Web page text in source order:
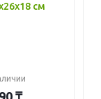
см
₸